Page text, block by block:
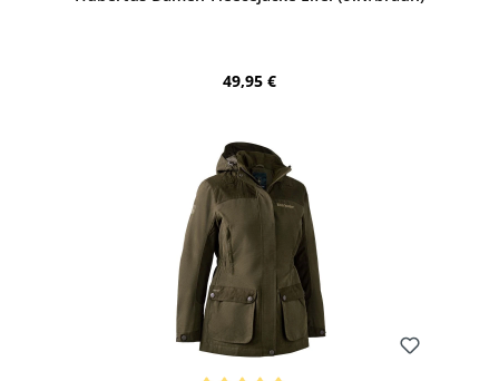
Regulärer Preis:
49,95 €